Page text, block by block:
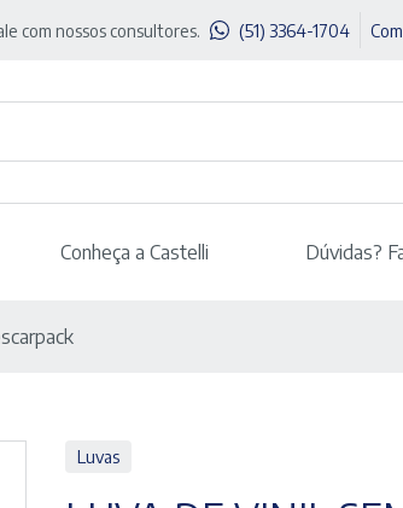
com nossos consultores. (51) 3364-1704
Conheça a Castelli Dúvidas?
Luvas